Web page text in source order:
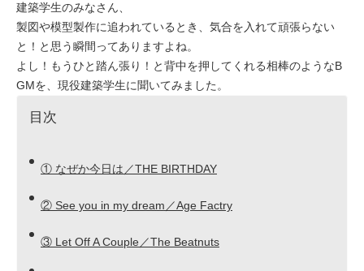
建築学生のみなさん、
製図や模型製作に追われているとき、気合を入れて頑張らない
と！と思う瞬間ってありますよね。
よし！もうひと踏ん張り！と背中を押してくれる相棒のようなB
GMを、現役建築学生に聞いてみました。
目次
① なぜか今日は／THE BIRTHDAY
② See you in my dream／Age Factry
③ Let Off A Couple／The Beatnuts